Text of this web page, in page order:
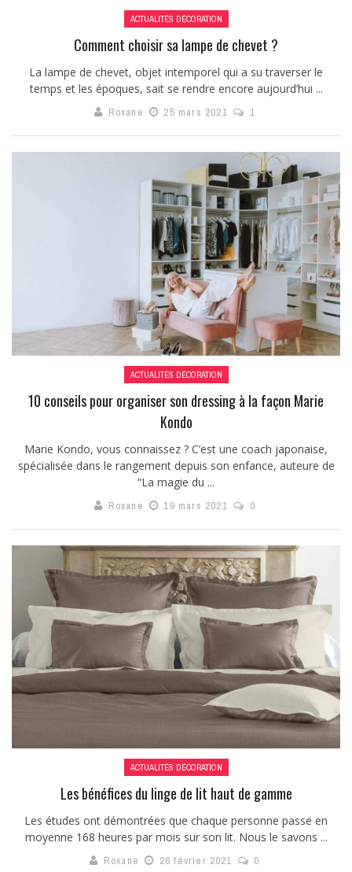
ACTUALITÉS DÉCORATION
Comment choisir sa lampe de chevet ?
La lampe de chevet, objet intemporel qui a su traverser le
temps et les époques, sait se rendre encore aujourd’hui ...
Roxane 25 mars 2021 1
ACTUALITÉS DÉCORATION
10 conseils pour organiser son dressing à la façon Marie
Kondo
Marie Kondo, vous connaissez ? C’est une coach japonaise,
spécialisée dans le rangement depuis son enfance, auteure de
“La magie du ...
Roxane 19 mars 2021 0
ACTUALITÉS DÉCORATION
Les bénéfices du linge de lit haut de gamme
Les études ont démontrées que chaque personne passe en
moyenne 168 heures par mois sur son lit. Nous le savons ...
Roxane 26 février 2021 0